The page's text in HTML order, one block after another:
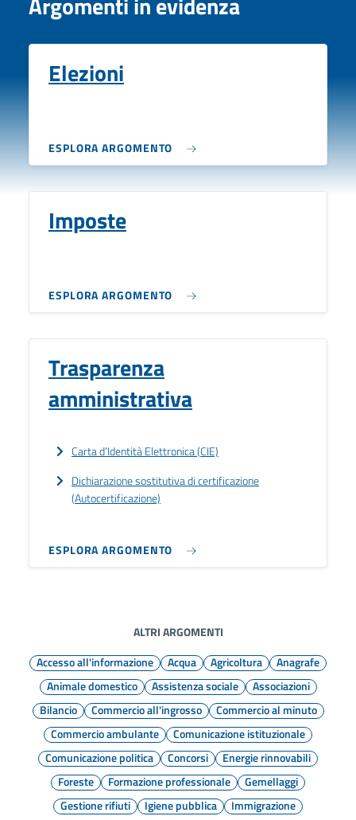
Elezioni
ESPLORA ARGOMENTO
Imposte
ESPLORA ARGOMENTO
Trasparenza
amministrativa
Carta d’Identità Elettronica (CIE)
Dichiarazione sostitutiva di certificazione
(Autocertificazione)
ESPLORA ARGOMENTO
ALTRI ARGOMENTI
Accesso all'informazione
Acqua Agricoltura
Anagrafe
Animale domestico
Assistenza sociale
Associazioni
Bilancio
Commercio all'ingrosso
Commercio al minuto
Commercio ambulante
Comunicazione istituzionale
Comunicazione politica
Concorsi
Energie rinnovabili
Foreste
Formazione professionale
Gemellaggi
Gestione rifiuti
Igiene pubblica
Immigrazione